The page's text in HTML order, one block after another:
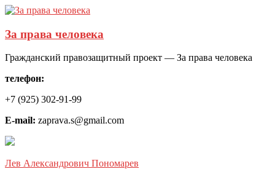
За права человека
Гражданский правозащитный проект — За права человека
телефон:
+7 (925) 302-91-99
E-mail: zaprava.s@gmail.com
Лев Александрович Пономарев